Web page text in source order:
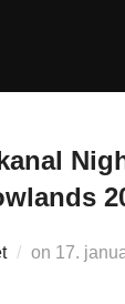
on Udgivet
17.